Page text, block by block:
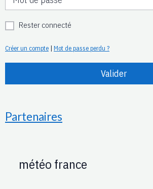
Rester connecté
Créer un compte | Mot de passe perdu ?
Valider
Partenaires
météo france